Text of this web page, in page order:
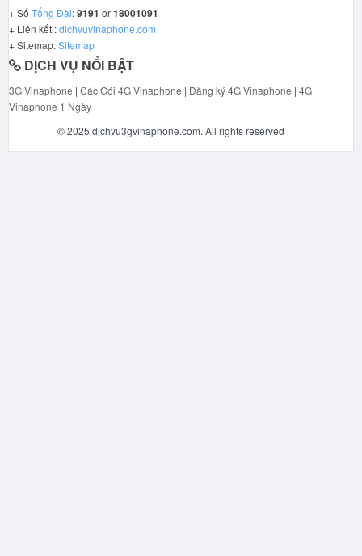
+ Số Tổng Đài:9191 or18001091
+ Liên kết :dichvuvinaphone.com
+ Sitemap:Sitemap
DỊCH VỤ NỔI BẬT
3G Vinaphone | Các Gói 4G Vinaphone | Đăng ký 4G Vinaphone | 4G
Vinaphone 1 Ngày
© 2025 dichvu3gvinaphone.com. All rights reserved